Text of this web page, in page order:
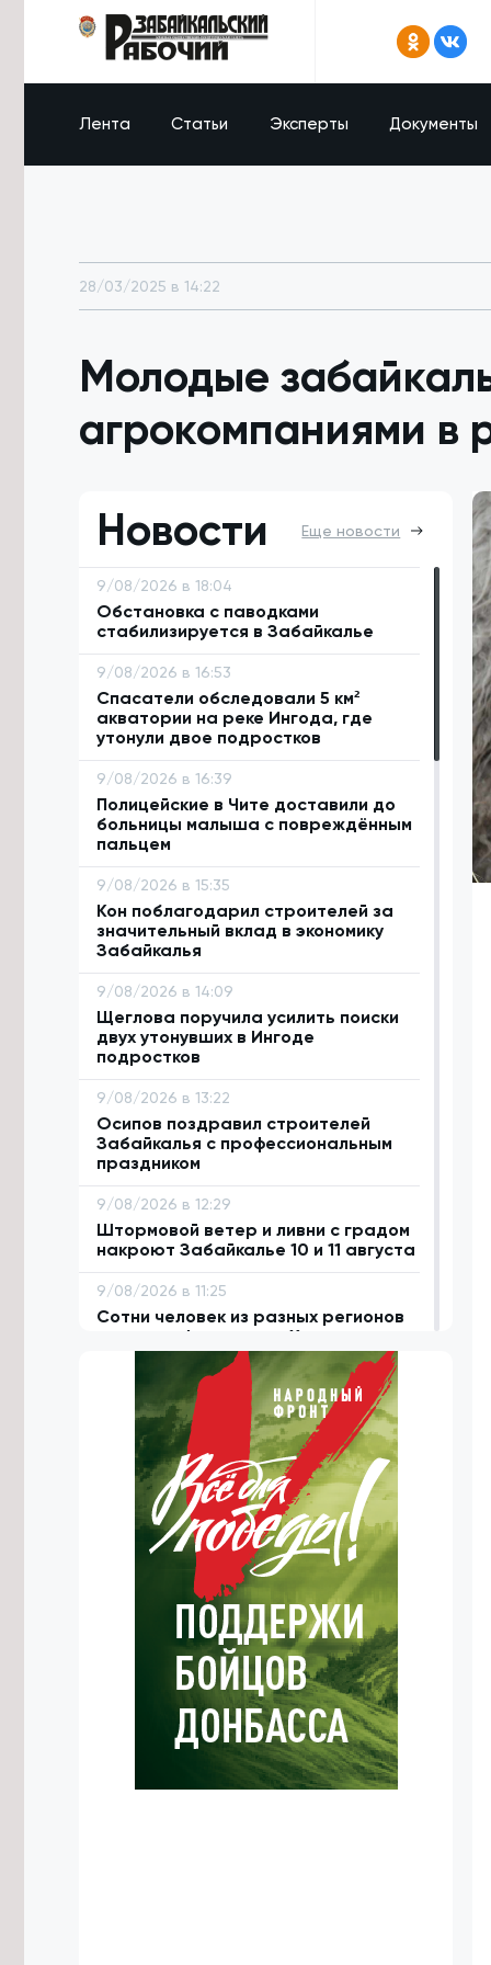
Лента Статьи Эксперты Документы
28/03/2025 в 14:22
Молодые
агрокомпаниями в
Новости
Еще новости
9/08/2026 в 18:04
Обстановка с паводками
стабилизируется в Забайкалье
9/08/2026 в 16:53
Спасатели обследовали 5 км²
акватории на реке Ингода, где
утонули двое подростков
9/08/2026 в 16:39
Полицейские в Чите доставили до
больницы малыша с повреждённым
пальцем
9/08/2026 в 15:35
Кон поблагодарил строителей за
значительный вклад в экономику
Забайкалья
9/08/2026 в 14:09
Щеглова поручила усилить поиски
двух утонувших в Ингоде
подростков
9/08/2026 в 13:22
Осипов поздравил строителей
Забайкалья с профессиональным
праздником
9/08/2026 в 12:29
Штормовой ветер и ливни с градом
накроют Забайкалье 10 и 11 августа
9/08/2026 в 11:25
Сотни человек из разных регионов
посетили фестиваль «Хорхог» в
Забайкалье
9/08/2026 в 10:12
Около 40 килограммов наркотиков
изъяли полицейские в Забайкалье
9/08/2026 в 09:05
Около 7 тысяч бизнесменов
Забайкалья перешли на
электронную подпись в 2026 году
9/08/2026 в 00:25
Дело возбудили из-за двух
утонувших на Сухотино подростков
8/08/2026 в 23:02
Спасатели ищут заблудившуюся в
лесу около Амодово женщину
Около 1 тысячи забайкальцев сдали